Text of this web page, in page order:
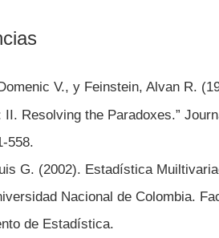
V., y Feinstein, Alvan R.
II. Resolving the Paradoxes.”
558.
G. (2002). Estadística
Nacional de Colombia.
de Estadística.